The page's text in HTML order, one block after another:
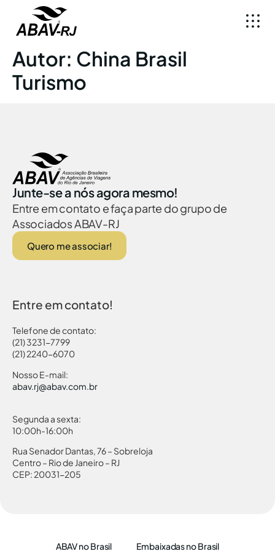
Autor: China Brasil
Turismo
Junte-se a nós agora mesmo!
Entre em contato e faça parte do grupo de
Associados ABAV-RJ
Quero me associar!
Entre em contato!
Telefone de contato:
(21) 3231-7799
(21) 2240-6070
Nosso E-mail:
abav.rj@abav.com.br
Segunda a sexta:
10:00h-16:00h
Rua Senador Dantas, 76 – Sobreloja
Centro – Rio de Janeiro – RJ
CEP: 20031-205
ABAV no Brasil Embaixadas no Brasil